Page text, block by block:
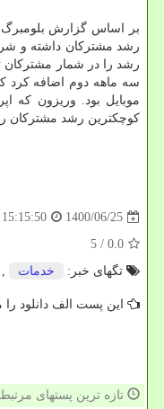
بر اساس گزارش
موبایل بود. وریزون که
کوچکترین رشد مشترکان
1400/06/25
15:15:50
0.0
/ 5
تگهای خبر:
خدمات ,
این پست الف دانلود را
تازه ترین پستهای مرتبط